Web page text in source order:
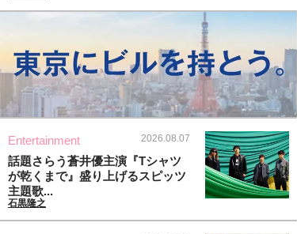
Entertainment 2026.08.07
話題さらう蒼井優主演『Tシャツ
が乾くまで』盛り上げるスピッツ
主題歌...
石黒隆之